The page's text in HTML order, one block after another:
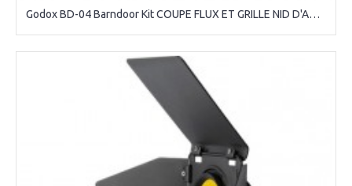
Godox BD-04 Barndoor Kit COUPE FLUX ET GRILLE NID D'ABEILLE